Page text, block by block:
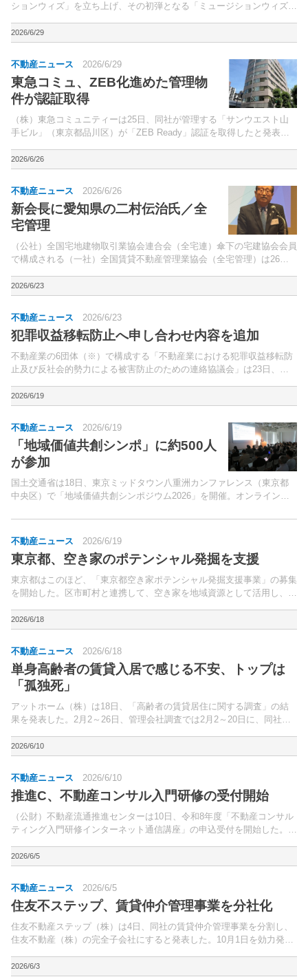
ションウィズ」を立ち上げ、その初弾となる「ミュージションウィズ江
した。ライフスタイルの多様化に対応し、人とペッ...
2026/6/29
不動産ニュース 2026/6/29
東急コミュ、ZEB化進めた管理物
件が認証取得
（株）東急コミュニティーは25日、同社が管理する「サンウエスト山
手ビル」（東京都品川区）が「ZEB Ready」認証を取得したと発表。
る。
2026/6/26
不動産ニュース 2026/6/26
新会長に愛知県の二村伝治氏／全
宅管理
（公社）全国宅地建物取引業協会連合会（全宅連）傘下の宅建協会会員
で構成される（一社）全国賃貸不動産管理業協会（全宅管理）は26
時社員総会を開催。2025年度事業報告、26年度事...
2026/6/23
不動産ニュース 2026/6/23
犯罪収益移転防止へ申し合わせ内容を追加
不動産業の6団体（※）で構成する「不動産業における犯罪収益移転防
止及び反社会的勢力による被害防止のための連絡協議会」は23日、不
行なった。2028年にFATF（マネーロンダリング対...
2026/6/19
不動産ニュース 2026/6/19
「地域価値共創シンポ」に約500人
が参加
国土交通省は18日、東京ミッドタウン八重洲カンファレンス（東京都
中央区）で「地域価値共創シンポジウム2026」を開催。オンライン・
不動産ニュース 2026/6/19
東京都、空き家のポテンシャル発掘を支援
東京都はこのほど、「東京都空き家ポテンシャル発掘支援事業」の募集
を開始した。区市町村と連携して、空き家を地域資源として活用し、地
を支援する事業。
2026/6/18
不動産ニュース 2026/6/18
単身高齢者の賃貸入居で感じる不安、トップは
「孤独死」
アットホーム（株）は18日、「高齢者の賃貸居住に関する調査」の結
果を発表した。2月2～26日、管理会社調査では2月2～20日に、同社加
2026/6/10
不動産ニュース 2026/6/10
推進C、不動産コンサル入門研修の受付開始
（公財）不動産流通推進センターは10日、令和8年度「不動産コンサル
ティング入門研修インターネット通信講座」の申込受付を開始した。顧
きる通信講座で、2011年度にスタートした。
2026/6/5
不動産ニュース 2026/6/5
住友不ステップ、賃貸仲介管理事業を分社化
住友不動産ステップ（株）は4日、同社の賃貸仲介管理事業を分割し、
住友不動産（株）の完全子会社にすると発表した。10月1日を効力発生
2026/6/3